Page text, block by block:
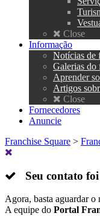
Close
Informação
Notícias de
Galerias do
Aprender
Artigos
Close
Fornecedores
Anuncie
Franchise Square >
Seu contato foi
Agora, basta aguardar o
A equipe do Portal